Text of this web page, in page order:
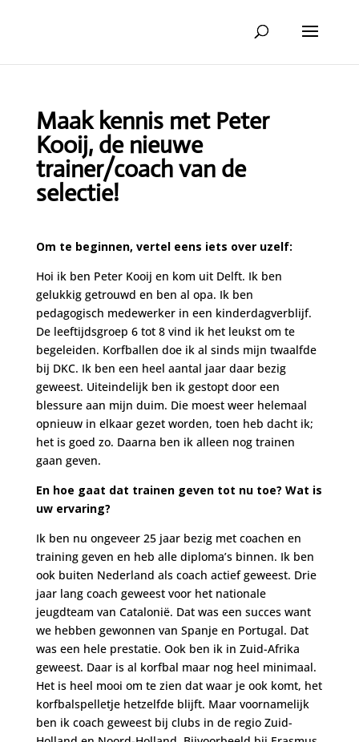
Maak kennis met Peter
Kooij, de nieuwe
trainer/coach van de
selectie!
Om te beginnen, vertel eens iets over uzelf:
Hoi ik ben Peter Kooij en kom uit Delft. Ik ben
gelukkig getrouwd en ben al opa. Ik ben
pedagogisch medewerker in een kinderdagverblijf.
De leeftijdsgroep 6 tot 8 vind ik het leukst om te
begeleiden. Korfballen doe ik al sinds mijn twaalfde
bij DKC. Ik ben een heel aantal jaar daar bezig
geweest. Uiteindelijk ben ik gestopt door een
blessure aan mijn duim. Die moest weer helemaal
opnieuw in elkaar gezet worden, toen heb dacht ik;
het is goed zo. Daarna ben ik alleen nog trainen
gaan geven.
En hoe gaat dat trainen geven tot nu toe? Wat is
uw ervaring?
Ik ben nu ongeveer 25 jaar bezig met coachen en
training geven en heb alle diploma’s binnen. Ik ben
ook buiten Nederland als coach actief geweest. Drie
jaar lang coach geweest voor het nationale
jeugdteam van Catalonië. Dat was een succes want
we hebben gewonnen van Spanje en Portugal. Dat
was een hele prestatie. Ook ben ik in Zuid-Afrika
geweest. Daar is al korfbal maar nog heel minimaal.
Het is heel mooi om te zien dat waar je ook komt, het
korfbalspelletje hetzelfde blijft. Maar voornamelijk
ben ik coach geweest bij clubs in de regio Zuid-